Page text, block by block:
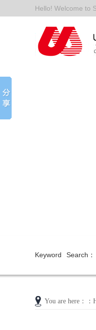
Hello! Welcome to
Keyword Search：
You are here： ：